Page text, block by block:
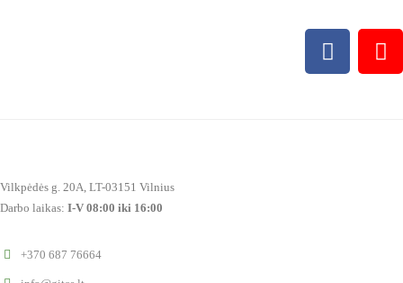
Vilkpėdės g. 20A, LT-03151 Vilnius
Darbo laikas: I-V 08:00 iki 16:00
+370 687 76664